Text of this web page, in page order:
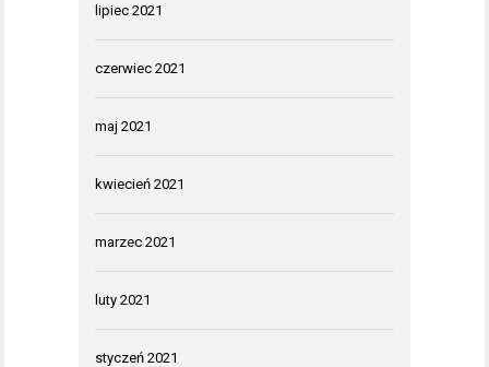
lipiec 2021
czerwiec 2021
maj 2021
kwiecień 2021
marzec 2021
luty 2021
styczeń 2021